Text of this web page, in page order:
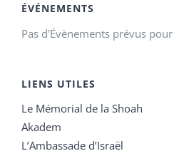
ÉVÉNEMENTS
Pas d'Évènements prévus
LIENS UTILES
Le Mémorial de la Shoah
Akadem
L’Ambassade d’Israël